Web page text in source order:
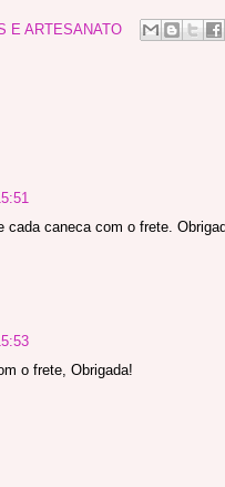
E ARTESANATO
cada caneca com o frete.
o frete, Obrigada!